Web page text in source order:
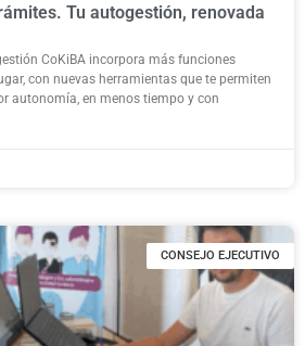
Tu autogestión, renovada
CoKiBA incorpora más funciones
con nuevas herramientas que te permiten
autonomía, en menos tiempo y con
CONSEJO EJECUTIVO